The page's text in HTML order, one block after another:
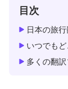
目次
日本の旅
いつでも
多くの翻